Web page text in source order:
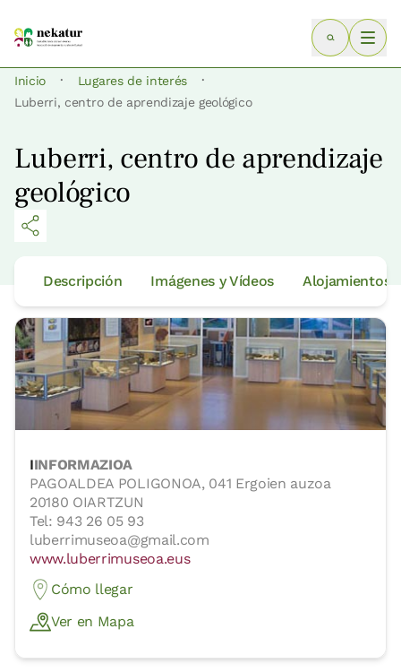
Inicio · Lugares de interés ·
Luberri, centro de aprendizaje geológico
Luberri, centro de aprendizaje
geológico
Descripción Imágenes y Vídeos Alojamientos
IINFORMAZIOA
PAGOALDEA POLIGONOA, 041 Ergoien auzoa
20180 OIARTZUN
Tel: 943 26 05 93
luberrimuseoa@gmail.com
www.luberrimuseoa.eus
Cómo llegar
Ver en Mapa